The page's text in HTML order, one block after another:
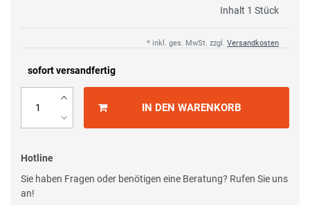
Inhalt 1 Stück
* inkl. ges. MwSt. zzgl. Versandkosten
sofort versandfertig
IN DEN WARENKORB
Hotline
Sie haben Fragen oder benötigen eine Beratung? Rufen Sie uns
an!